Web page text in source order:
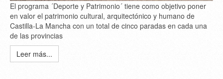
El programa ´Deporte y Patrimonio´ tiene como objetivo poner
en valor el patrimonio cultural, arquitectónico y humano de
Castilla-La Mancha con un total de cinco paradas en cada una
de las provincias
Leer más...